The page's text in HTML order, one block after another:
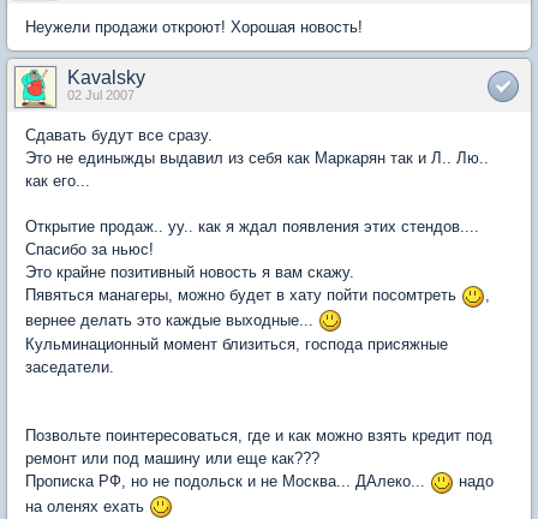
Неужели продажи откроют! Хорошая новость!
Kavalsky
02 Jul 2007
Сдавать будут все сразу.
Это не единыжды выдавил из себя как Маркарян так и Л.. Лю..
как его...
Открытие продаж.. уу.. как я ждал появления этих стендов....
Спасибо за ньюс!
Это крайне позитивный новость я вам скажу.
Пявяться манагеры, можно будет в хату пойти посомтреть
,
вернее делать это каждые выходные...
Кульминационный момент близиться, господа присяжные
заседатели.
Позвольте поинтересоваться, где и как можно взять кредит под
ремонт или под машину или еще как???
Прописка РФ, но не подольск и не Москва... ДАлеко...
надо
на оленях ехать